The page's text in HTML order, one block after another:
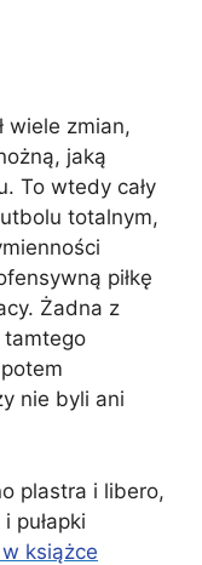
wiele zmian,
jaką
To wtedy cały
totalnym,
piłkę
Żadna z
tamtego
nie byli ani
plastra i libero,
pułapki
książce